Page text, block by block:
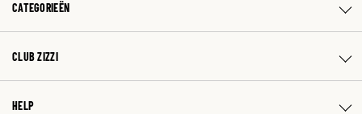
CATEGORIEËN
CLUB ZIZZI
HELP